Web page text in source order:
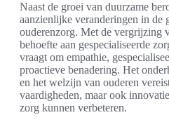
Naast de groei van duurzame
aanzienlijke veranderingen in de
ouderenzorg. Met de vergrijzing
behoefte aan gespecialiseerde
vraagt om empathie,
proactieve benadering. Het
en het welzijn van ouderen
vaardigheden, maar ook
zorg kunnen verbeteren.